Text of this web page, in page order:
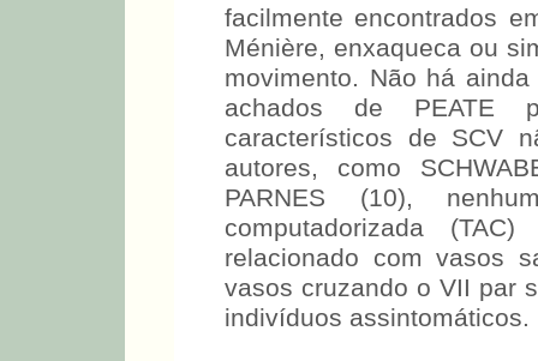
facilmente encontrados
Ménière, enxaqueca ou
movimento. Não há
achados de PEATE
característicos de SCV
autores, como
PARNES (10),
computadorizada
relacionado com vasos
vasos cruzando o VII par
indivíduos assintomáticos.